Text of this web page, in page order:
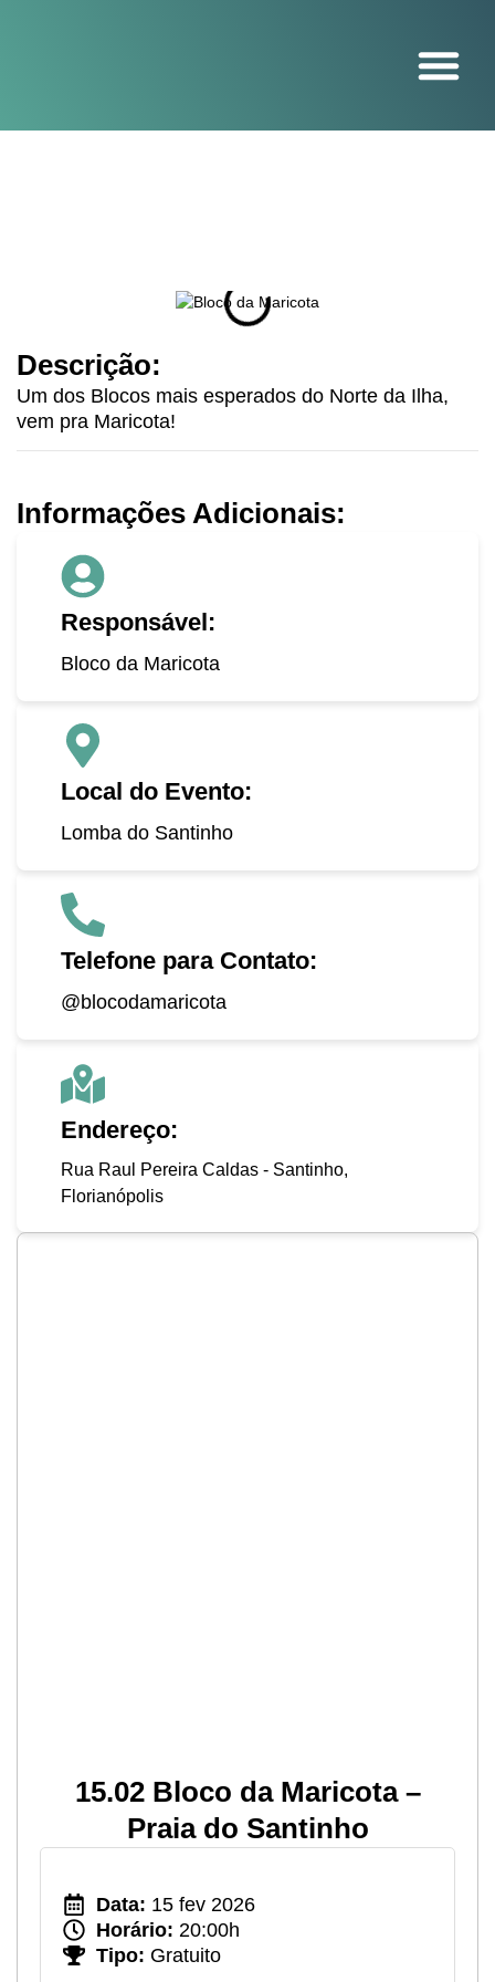
Descrição:
Um dos Blocos mais esperados do Norte da Ilha,
vem pra Maricota!
Informações Adicionais:
Responsável:
Bloco da Maricota
Local do Evento:
Lomba do Santinho
Telefone para Contato:
@blocodamaricota
Endereço:
Rua Raul Pereira Caldas - Santinho,
Florianópolis
15.02 Bloco da Maricota –
Praia do Santinho
Data: 15 fev 2026
Horário: 20:00h
Tipo: Gratuito